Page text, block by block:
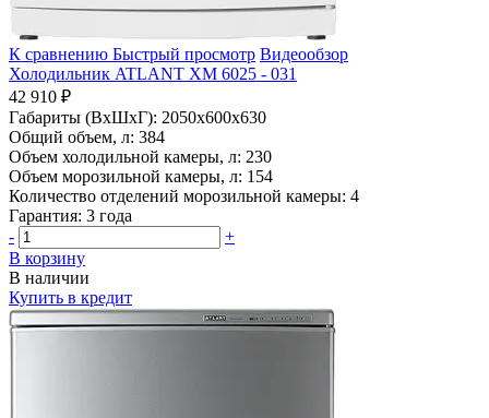
К сравнению Быстрый просмотр Видеообзор
Холодильник ATLANT ХМ 6025 - 031
42 910 ₽
Габариты (ВхШхГ): 2050x600x630
Общий объем, л: 384
Объем холодильной камеры, л: 230
Объем морозильной камеры, л: 154
Количество отделений морозильной камеры: 4
Гарантия: 3 года
-
+
В корзину
В наличии
Купить в кредит